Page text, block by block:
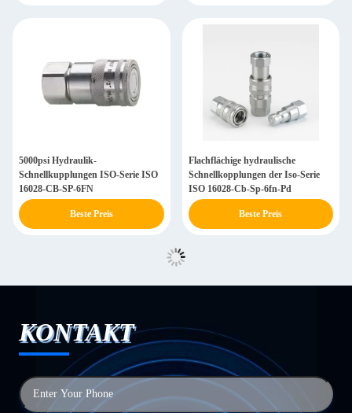
5000psi Hydraulik-
Schnellkupplungen ISO-Serie ISO
16028-CB-SP-6FN
Beste Preis
Flachflächige hydraulische
Schnellkopplungen der Iso-Serie
ISO 16028-Cb-Sp-6fn-Pd
Beste Preis
KONTAKT